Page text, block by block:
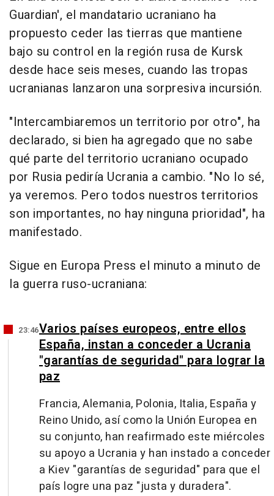
Guardian', el mandatario ucraniano ha
propuesto ceder las tierras que mantiene
bajo su control en la región rusa de Kursk
desde hace seis meses, cuando las tropas
ucranianas lanzaron una sorpresiva incursión.
"Intercambiaremos un territorio por otro", ha
declarado, si bien ha agregado que no sabe
qué parte del territorio ucraniano ocupado
por Rusia pediría Ucrania a cambio. "No lo sé,
ya veremos. Pero todos nuestros territorios
son importantes, no hay ninguna prioridad", ha
manifestado.
Sigue en Europa Press el minuto a minuto de
la guerra ruso-ucraniana:
23:46Varios países europeos, entre ellos
España, instan a conceder a Ucrania
"garantías de seguridad" para lograr la
paz
Francia, Alemania, Polonia, Italia, España y
Reino Unido, así como la Unión Europea en
su conjunto, han reafirmado este miércoles
su apoyo a Ucrania y han instado a conceder
a Kiev "garantías de seguridad" para que el
país logre una paz "justa y duradera".